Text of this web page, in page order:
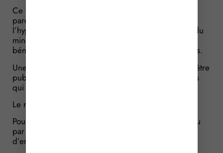
Ce type de mandat peut également être fait par les
parents d’un mineur pour anticiper leur décès ou
l’hypothèse où ils ne pourraient plus prendre soin du
mineur. Dans ce dernier cas, le mandant et le
bénéficiaire du mandat sont 2 personnes différentes.
Une fois signé, le mandat de protection future doit être
publié dans un registre spécial, selon des modalités
qui viennent d’être précisées…
Le registre spécial
Pour commencer, ce registre dématérialisé sera tenu
par le ministère de la justice, à qui reviendra le soin
d’en préciser le contenu par arrêté.